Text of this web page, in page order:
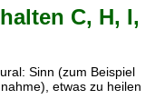
C, H, I,
Sinn (zum Beispiel
etwas zu heilen